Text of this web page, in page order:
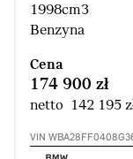
1998cm3
Benzyna
Cena
174 900 zł
netto 142 195
VIN